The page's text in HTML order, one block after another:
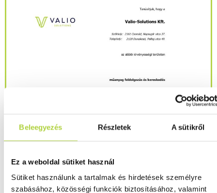
Beleegyezés Részletek A sütikről
Ez a weboldal sütiket használ
Sütiket használunk a tartalmak és hirdetések személyre
szabásához, közösségi funkciók biztosításához, valamint